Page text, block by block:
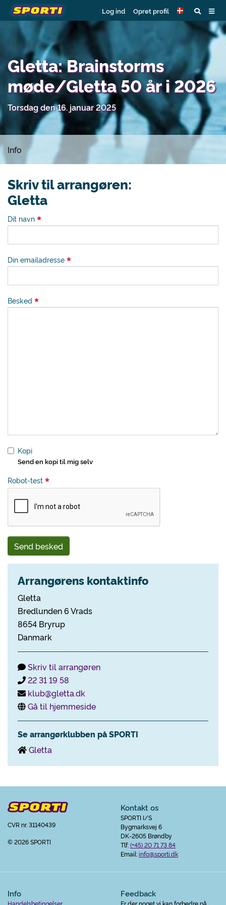
Log ind Opret profil
Gletta: Brainstorms
møde/Gletta 50 år i 2026
Torsdag den 16. januar 2025
Info
Skriv til arrangøren:
Gletta
Dit navn
Din emailadresse
Besked
Kopi
Send en kopi til mig selv
Robot-test
Send besked
Arrangørens kontaktinfo
Gletta
Bredlunden 6 Vrads
8654 Bryrup
Danmark
Skriv til arrangøren
22 31 19 58
klub@gletta.dk
Gå til hjemmeside
Se arrangørklubben på SPORTI
Gletta
CVR nr. 31140439
© 2026 SPORTI
Kontakt os
SPORTI I/S
Bygmarksvej 6
DK-2605 Brøndby
Tlf:(+45) 20 71 73 84
Email:info@sporti.dk
Info
Handelsbetingelser
Feedback
Er der noget vi kan forbedre på